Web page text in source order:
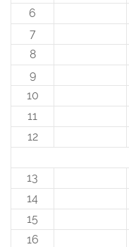
6
7
8
9
10
11
12
13
14
15
16